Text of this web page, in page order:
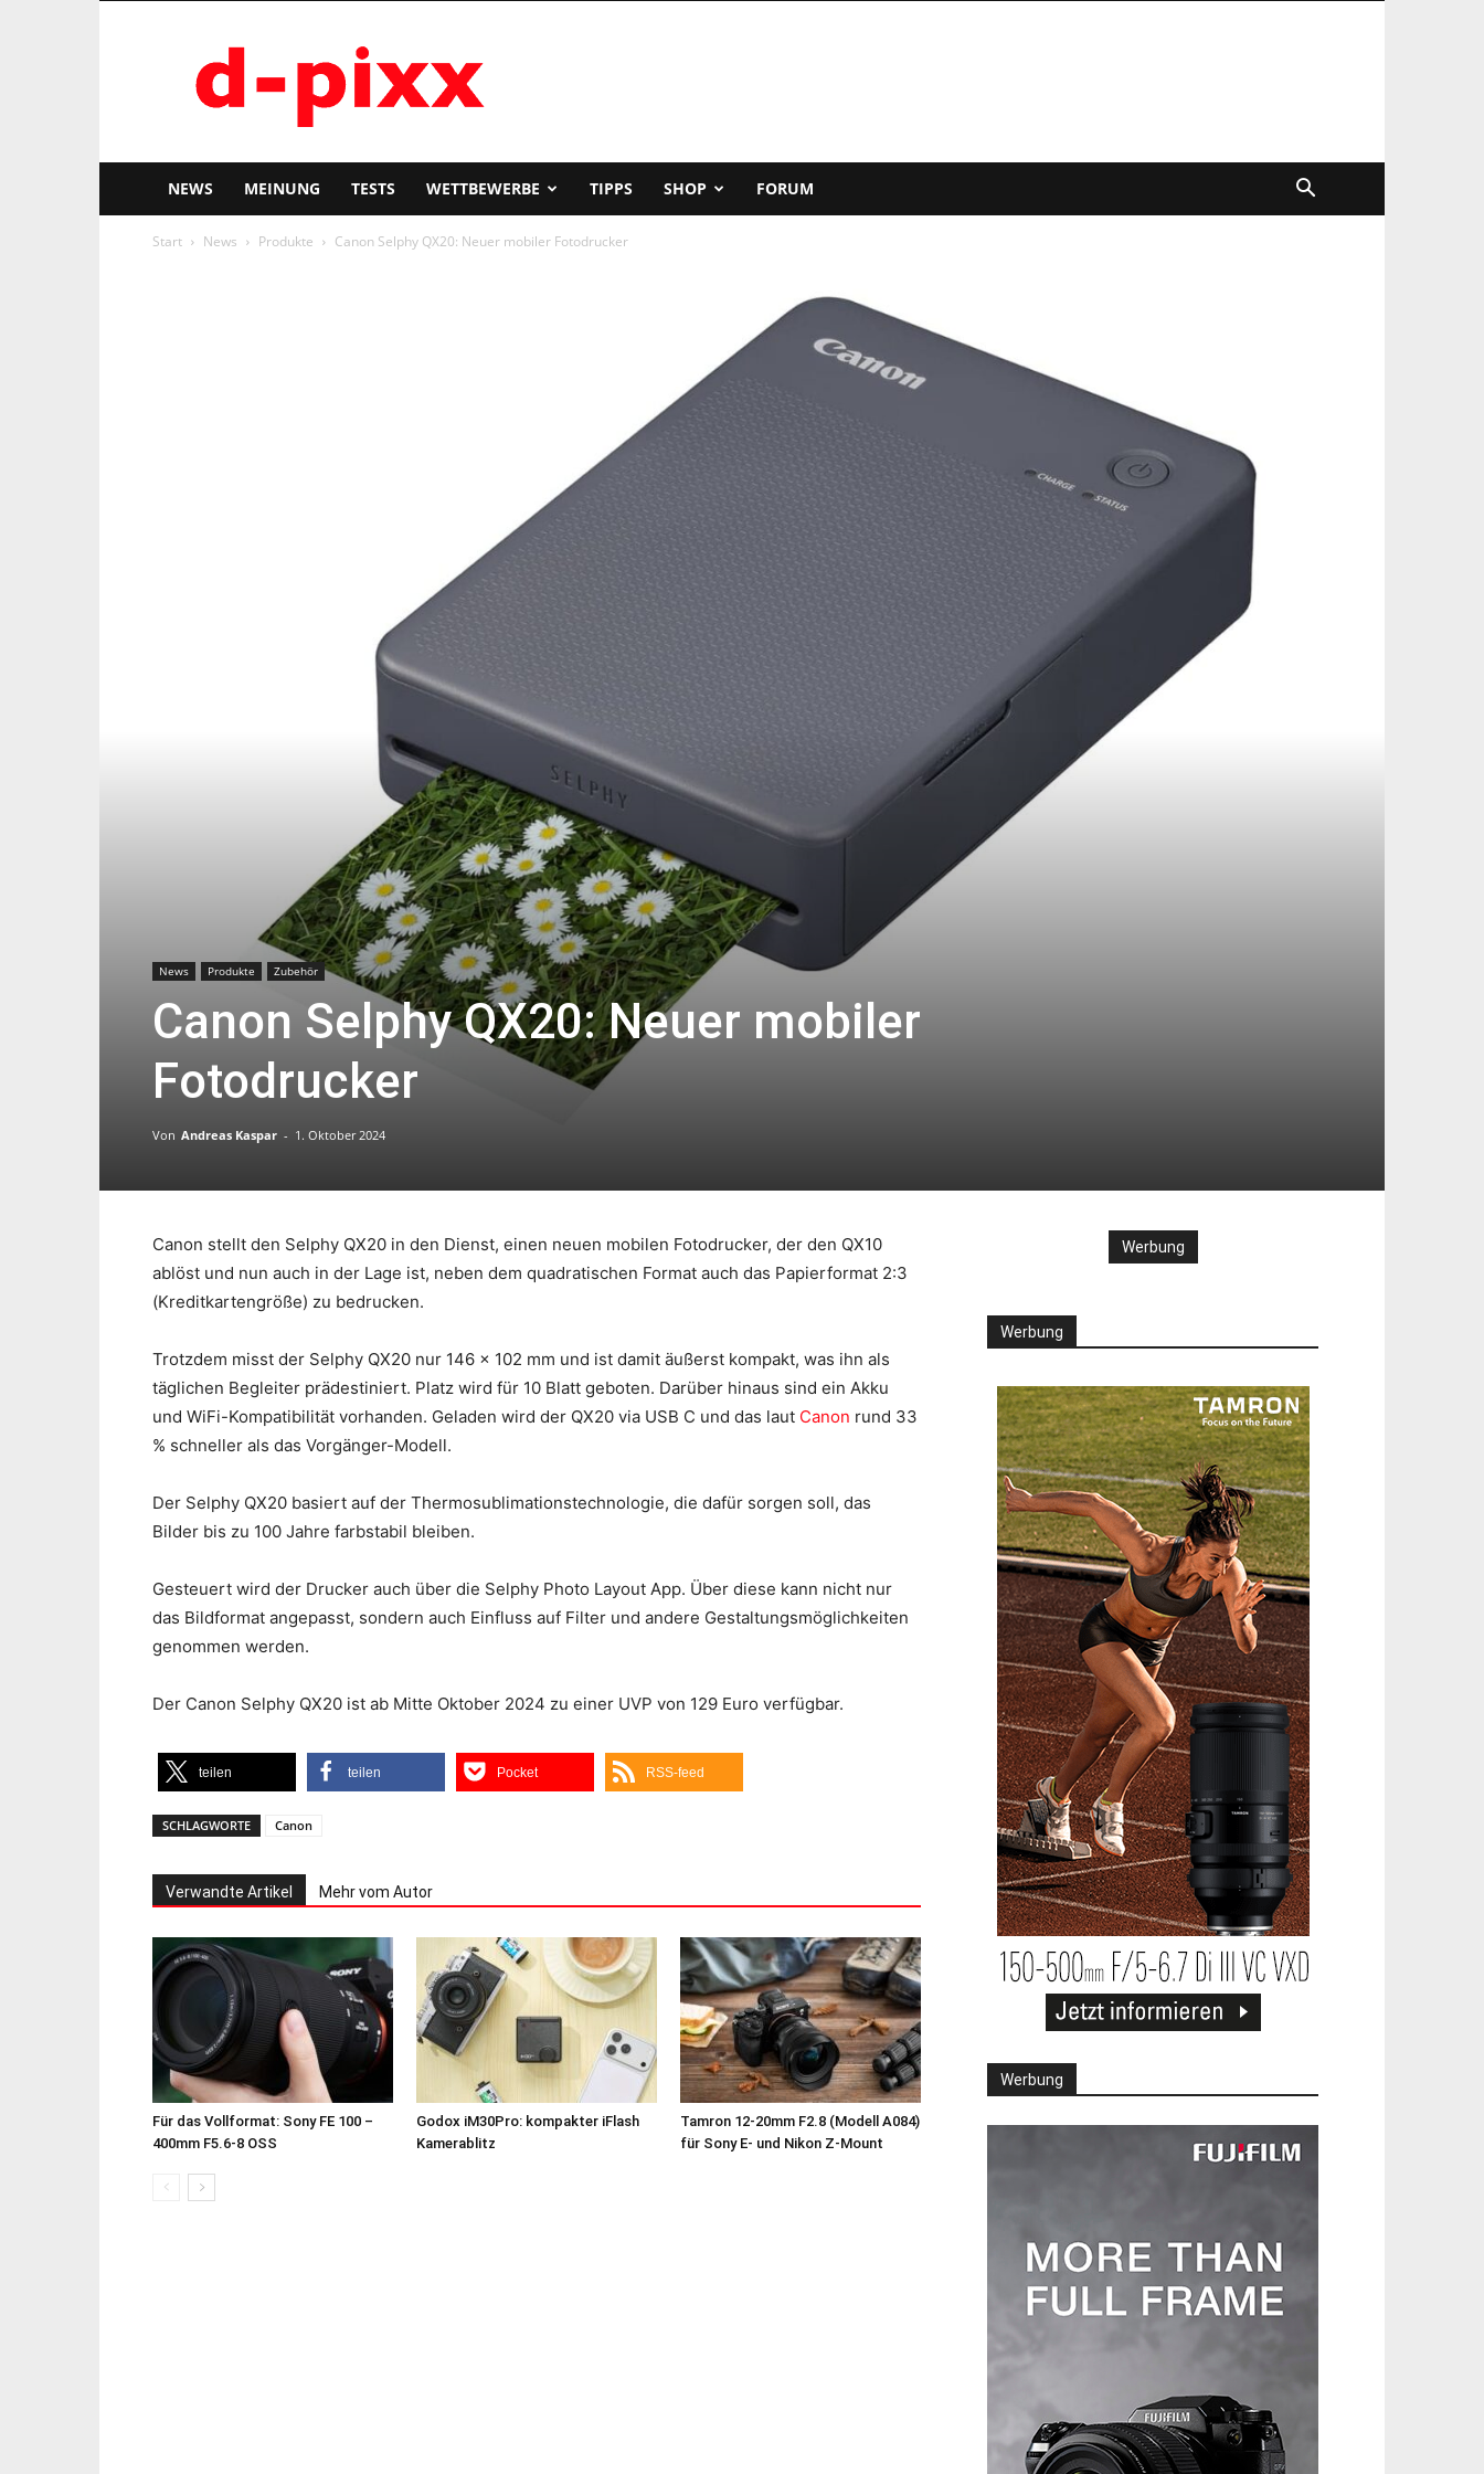
pixx
NEWS MEINUNG TESTS WETTBEWERBE TIPPS SHOP FORUM
Start News Produkte Canon Selphy QX20: Neuer mobiler Fotodrucker
News Produkte Zubehör
Canon Selphy QX20: Neuer mobiler
Fotodrucker
Von Andreas Kaspar - 1. Oktober 2024
Canon stellt den Selphy QX20 in den Dienst, einen neuen mobilen Fotodrucker, der den QX10
ablöst und nun auch in der Lage ist, neben dem quadratischen Format auch das Papierformat 2:3
(Kreditkartengröße) zu bedrucken.
Trotzdem misst der Selphy QX20 nur 146 x 102 mm und ist damit äußerst kompakt, was ihn als
täglichen Begleiter prädestiniert. Platz wird für 10 Blatt geboten. Darüber hinaus sind ein Akku
und WiFi-Kompatibilität vorhanden. Geladen wird der QX20 via USB C und das laut Canon rund 33
% schneller als das Vorgänger-Modell.
Der Selphy QX20 basiert auf der Thermosublimationstechnologie, die dafür sorgen soll, das
Bilder bis zu 100 Jahre farbstabil bleiben.
Gesteuert wird der Drucker auch über die Selphy Photo Layout App. Über diese kann nicht nur
das Bildformat angepasst, sondern auch Einfluss auf Filter und andere Gestaltungsmöglichkeiten
genommen werden.
Der Canon Selphy QX20 ist ab Mitte Oktober 2024 zu einer UVP von 129 Euro verfügbar.
teilen teilen Pocket RSS-feed
SCHLAGWORTE Canon
Verwandte Artikel Mehr vom Autor
Für das Vollformat: Sony FE 100 –
400mm F5.6-8 OSS
Godox iM30Pro: kompakter iFlash
Kamerablitz
Tamron 12-20mm F2.8 (Modell A084)
für Sony E- und Nikon Z-Mount
Werbung
Werbung
Werbung